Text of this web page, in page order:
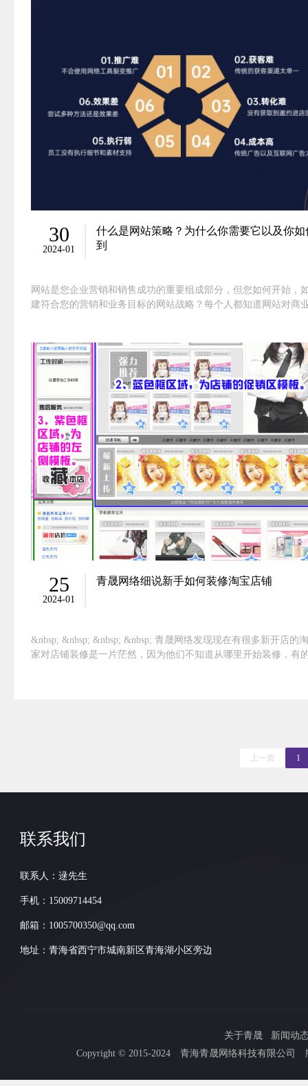
30
2024-01
什么是网站策略？为什么你需要它以及你如
到
网站是您企业营销和销售成功的重要组成部分，但您如何开始，
建符合您的营销和业务目标的网站战略？每个人都知道网站对商
25
2024-01
青晟网络细说新手如何装修淘宝店铺
&nbsp; &nbsp; &nbsp; &nbsp; 青晟网络发现现在有很多新开店的
家对店铺装修是一片茫然，因为他们不知道从哪里开始装修，有
上一页 1
联系我们
联系人：逯先生
手机：15009714454
邮箱：1005700350@qq.com
地址：青海省西宁市城南新区青海湖小区旁边
关于青晟
新闻动
Copyright © 2015-2024 青海青晟网络科技有限公